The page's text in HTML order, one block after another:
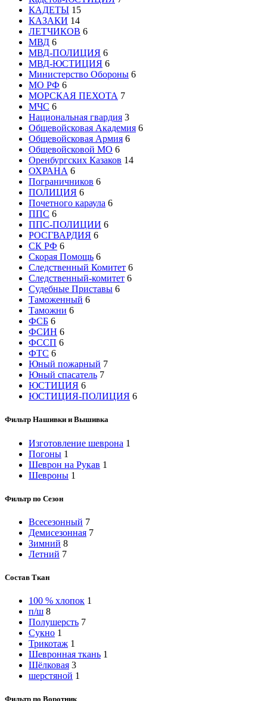
КАДЕТЫ 15
КАЗАКИ 14
ЛЕТЧИКОВ 6
МВД 6
МВД-ПОЛИЦИЯ 6
МВД-ЮСТИЦИЯ 6
Министерство Обороны 6
МО РФ 6
МОРСКАЯ ПЕХОТА 7
МЧС 6
Национальная гвардия 3
Общевойсковая Академия 6
Общевойсковая Армия 6
Общевойсковой МО 6
Оренбургских Казаков 14
ОХРАНА 6
Пограничников 6
ПОЛИЦИЯ 6
Почетного караула 6
ППС 6
ППС-ПОЛИЦИИ 6
РОСГВАРДИЯ 6
СК РФ 6
Скорая Помощь 6
Следственный Комитет 6
Следственный-комитет 6
Судебные Приставы 6
Таможенный 6
Таможни 6
ФСБ 6
ФСИН 6
ФССП 6
ФТС 6
Юный пожарный 7
Юный спасатель 7
ЮСТИЦИЯ 6
ЮСТИЦИЯ-ПОЛИЦИЯ 6
Фильтр Нашивки и Вышивка
Изготовление шеврона 1
Погоны 1
Шеврон на Рукав 1
Шевроны 1
Фильтр по Сезон
Всесезонный 7
Демисезонная 7
Зимний 8
Летний 7
Состав Ткан
100 % хлопок 1
п/ш 8
Полушерсть 7
Сукно 1
Трикотаж 1
Шевронная ткань 1
Шёлковая 3
шерстяной 1
Фильтр по Воротник